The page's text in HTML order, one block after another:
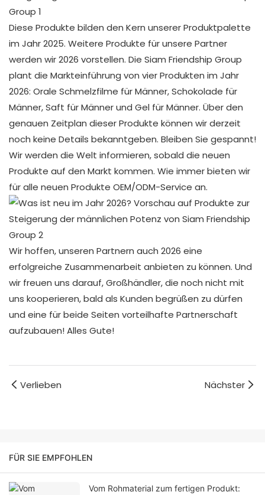
Diese Produkte bilden den Kern unserer Produktpalette
im Jahr 2025. Weitere Produkte für unsere Partner
werden wir 2026 vorstellen. Die Siam Friendship Group
plant die Markteinführung von vier Produkten im Jahr
2026: Orale Schmelzfilme für Männer, Schokolade für
Männer, Saft für Männer und Gel für Männer. Über den
genauen Zeitplan dieser Produkte können wir derzeit
noch keine Details bekanntgeben. Bleiben Sie gespannt!
Wir werden die Welt informieren, sobald die neuen
Produkte auf den Markt kommen. Wie immer bieten wir
für alle neuen Produkte OEM/ODM-Service an.
Wir hoffen, unseren Partnern auch 2026 eine
erfolgreiche Zusammenarbeit anbieten zu können. Und
wir freuen uns darauf, Großhändler, die noch nicht mit
uns kooperieren, bald als Kunden begrüßen zu dürfen
und eine für beide Seiten vorteilhafte Partnerschaft
aufzubauen! Alles Gute!
Verlieben Nächster
FÜR SIE EMPFOHLEN
Vom Rohmaterial zum fertigen Produkt: